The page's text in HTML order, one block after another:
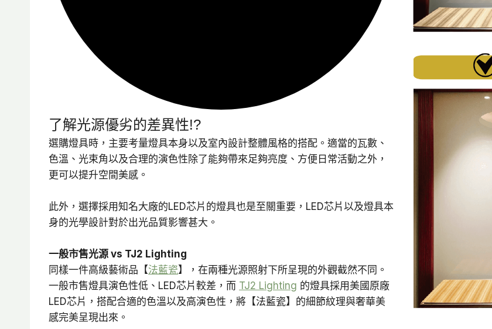
了解光源優劣的差異性!?
選購燈具時，主要考量燈具本身以及室內設計整體風格的搭配。適當的瓦數、
色溫、光束角以及合理的演色性除了能夠帶來足夠亮度、方便日常活動之外，
更可以提升空間美感。
此外，選擇採用知名大廠的LED芯片的燈具也是至關重要，LED芯片以及燈具本
身的光學設計對於出光品質影響甚大。
一般市售光源 vs TJ2 Lighting
同樣一件高級藝術品【法藍瓷】，在兩種光源照射下所呈現的外觀截然不同。
一般市售燈具演色性低、LED芯片較差，而 TJ2 Lighting 的燈具採用美國原廠
LED芯片，搭配合適的色溫以及高演色性，將【法藍瓷】的細節紋理與奢華美
感完美呈現出來。